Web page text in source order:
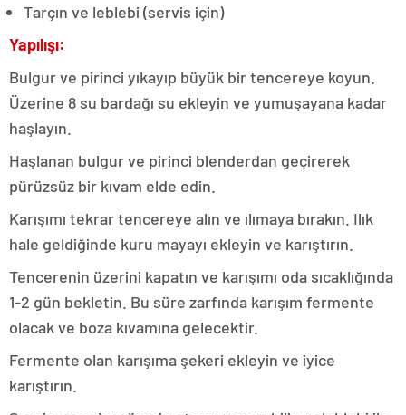
Tarçın ve leblebi (servis için)
Yapılışı:
Bulgur ve pirinci yıkayıp büyük bir tencereye koyun.
Üzerine 8 su bardağı su ekleyin ve yumuşayana kadar
haşlayın.
Haşlanan bulgur ve pirinci blenderdan geçirerek
pürüzsüz bir kıvam elde edin.
Karışımı tekrar tencereye alın ve ılımaya bırakın. Ilık
hale geldiğinde kuru mayayı ekleyin ve karıştırın.
Tencerenin üzerini kapatın ve karışımı oda sıcaklığında
1-2 gün bekletin. Bu süre zarfında karışım fermente
olacak ve boza kıvamına gelecektir.
Fermente olan karışıma şekeri ekleyin ve iyice
karıştırın.